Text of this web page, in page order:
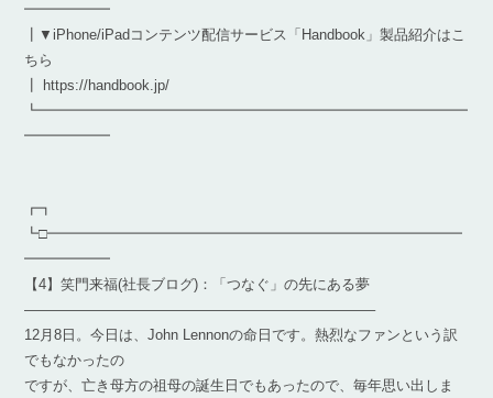
━━━━━━
┃▼iPhone/iPadコンテンツ配信サービス「Handbook」製品紹介はこ
ちら
┃ https://handbook.jp/
┗━━━━━━━━━━━━━━━━━━━━━━━━━━━━━━
━━━━━━
┏┓
┗□━━━━━━━━━━━━━━━━━━━━━━━━━━━━━
━━━━━━
【4】笑門来福(社長ブログ)：「つなぐ」の先にある夢
————————————————————————–
12月8日。今日は、John Lennonの命日です。熱烈なファンという訳
でもなかったの
ですが、亡き母方の祖母の誕生日でもあったので、毎年思い出しま